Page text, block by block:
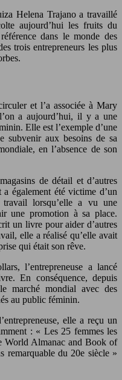
Helena Trajano a travaillé
aujourd’hui les fruits du
dans le monde des
trois entrepreneurs les plus
et l’a associée à Mary
a aujourd’hui, il y a une
Elle est l’exemple d’une
subvenir aux besoins de sa
en l’absence de son
de détail et d’autres
également été victime d’un
travail lorsqu’elle a vu une
une promotion à sa place.
un livre pour aider d’autres
elle a réalisé qu’elle avait
qui était son rêve.
l’entrepreneuse a lancé
En conséquence, depuis
marché mondial avec des
au public féminin.
elle a reçu un
: « Les 25 femmes les
World Almanac and Book of
remarquable du 20e siècle »